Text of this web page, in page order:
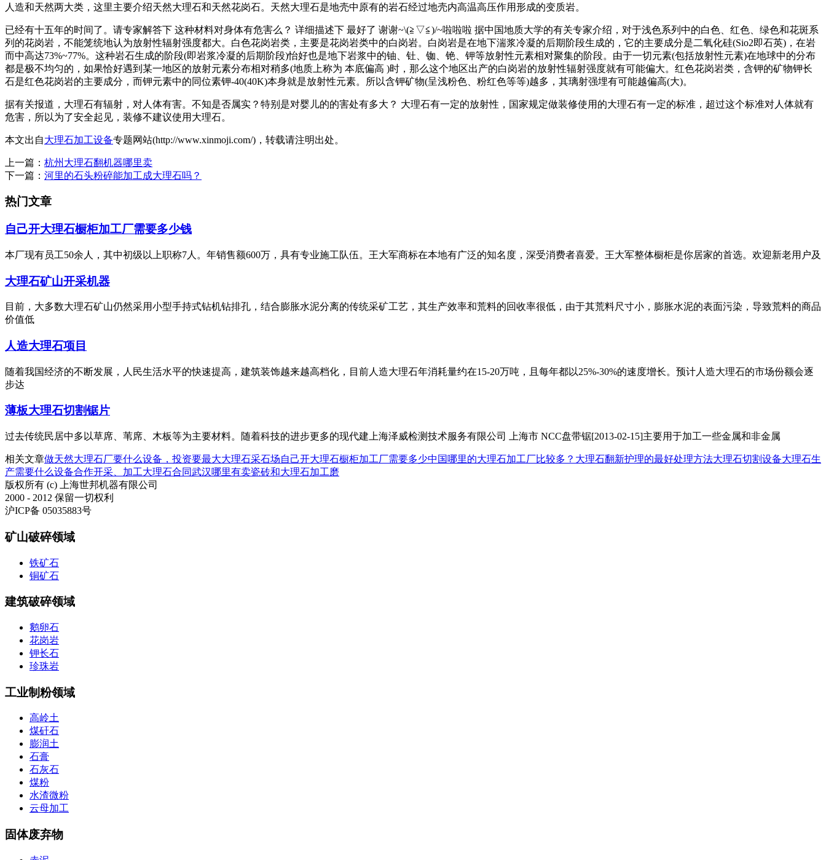
人造和天然两大类，这里主要介绍天然大理石和天然花岗石。天然大理石是地壳中原有的岩石经过地壳内高温高压作用形成的变质岩。
已经有十五年的时间了。请专家解答下 这种材料对身体有危害么？ 详细描述下 最好了 谢谢~\(≧▽≦)/~啦啦啦 据中国地质大学的有关专家介绍，对于浅色系列中的白色、红色、绿色和花斑系
列的花岗岩，不能笼统地认为放射性辐射强度都大。白色花岗岩类，主要是花岗岩类中的白岗岩。白岗岩是在地下湍浆冷凝的后期阶段生成的，它的主要成分是二氧化硅(Sio2即石英)，在岩
而中高达73%~77%。这种岩石生成的阶段(即岩浆冷凝的后期阶段)怡好也是地下岩浆中的铀、钍、铷、铯、钾等放射性元素相对聚集的阶段。由于一切元素(包括放射性元素)在地球中的分布
都是极不均匀的，如果恰好遇到某一地区的放射元素分布相对稍多(地质上称为 本底偏高 )时，那么这个地区出产的白岗岩的放射性辐射强度就有可能偏大。红色花岗岩类，含钾的矿物钾长
石是红色花岗岩的主要成分，而钾元素中的同位素钾-40(40K)本身就是放射性元素。所以含钾矿物(呈浅粉色、粉红色等等)越多，其璃射强埋有可能越偏高(大)。
据有关报道，大理石有辐射，对人体有害。不知是否属实？特别是对婴儿的的害处有多大？ 大理石有一定的放射性，国家规定做装修使用的大理石有一定的标准，超过这个标准对人体就有
危害，所以为了安全起见，装修不建议使用大理石。
本文出自大理石加工设备专题网站(http://www.xinmoji.com/)，转载请注明出处。
上一篇： 杭州大理石翻机器哪里卖
下一篇： 河里的石头粉碎能加工成大理石吗？
热门文章
自己开大理石橱柜加工厂需要多少钱
本厂现有员工50余人，其中初级以上职称7人。年销售额600万，具有专业施工队伍。王大军商标在本地有广泛的知名度，深受消费者喜爱。王大军整体橱柜是你居家的首选。欢迎新老用户及
大理石矿山开采机器
目前，大多数大理石矿山仍然采用小型手持式钻机钻排孔，结合膨胀水泥分离的传统采矿工艺，其生产效率和荒料的回收率很低，由于其荒料尺寸小，膨胀水泥的表面污染，导致荒料的商品
价值低
人造大理石项目
随着我国经济的不断发展，人民生活水平的快速提高，建筑装饰越来越高档化，目前人造大理石年消耗量约在15-20万吨，且每年都以25%-30%的速度增长。预计人造大理石的市场份额会逐
步达
薄板大理石切割锯片
过去传统民居中多以草席、苇席、木板等为主要材料。随着科技的进步更多的现代建上海泽威检测技术服务有限公司 上海市 NCC盘带锯[2013-02-15]主要用于加工一些金属和非金属
相关文章做天然大理石厂要什么设备，投资要最大大理石采石场自己开大理石橱柜加工厂需要多少中国哪里的大理石加工厂比较多？ 大理石翻新护理的最好处理方法大理石切割设备大理石生
产需要什么设备合作开采、加工大理石合同武汉哪里有卖瓷砖和大理石加工磨
版权所有 (c) 上海世邦机器有限公司
2000 - 2012 保留一切权利
沪ICP备 05035883号
矿山破碎领域
铁矿石
铜矿石
建筑破碎领域
鹅卵石
花岗岩
钾长石
珍珠岩
工业制粉领域
高岭土
煤矸石
膨润土
石膏
石灰石
煤粉
水渣微粉
云母加工
固体废弃物